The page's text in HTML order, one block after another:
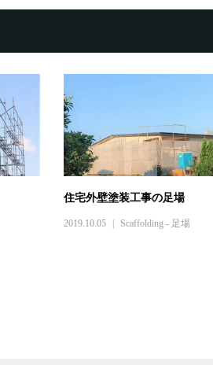
住宅外壁塗装工事の足場
2019.10.05 Scaffolding - 足場